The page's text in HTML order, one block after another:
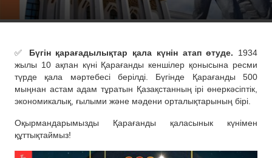
✅ Бүгін қарағадылықтар қала күнін атап өтуде. 1934
жылы 10 ақпан күні Қарағанды кеншілер қонысына ресми
түрде қала мәртебесі берілді. Бүгінде Қарағанды 500
мыңнан астам адам тұратын Қазақстанның ірі өнеркәсіптік,
экономикалық, ғылыми және мәдени орталықтарының бірі.
Оқырмандарымызды Қарағанды қаласынык күнімен
құттықтаймыз!